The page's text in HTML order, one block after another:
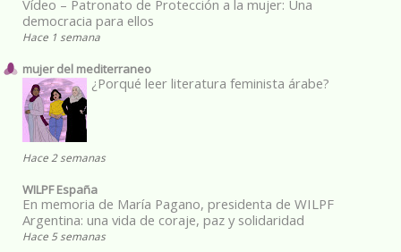
Vídeo – Patronato de Protección a la mujer: Una
democracia para ellos
Hace 1 semana
mujer del mediterraneo
¿Porqué leer literatura feminista árabe?
Hace 2 semanas
WILPF España
En memoria de María Pagano, presidenta de WILPF
Argentina: una vida de coraje, paz y solidaridad
Hace 5 semanas